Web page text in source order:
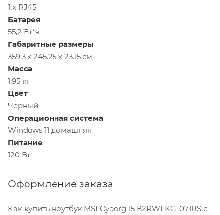
1 x RJ45
Батарея
55,2 Вт*ч
Габаритные размеры
359.3 х 245.25 х 23.15 см
Масса
1,95 кг
Цвет
Черный
Операционная система
Windows 11 домашняя
Питание
120 Вт
Оформление заказа
Как купить ноутбук MSI Cyborg 15 B2RWFKG-071US с